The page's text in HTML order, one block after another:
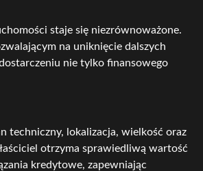
staje się niezrównoważone.
na uniknięcie dalszych
nie tylko finansowego
techniczny, lokalizacja, wielkość oraz
otrzyma sprawiedliwą wartość
kredytowe, zapewniając